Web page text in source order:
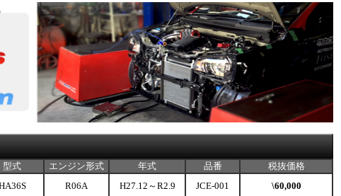
型式 エンジン形式 年式 品番
税抜価格
R06A H27.12～R2.9 JCE-001
\60,000